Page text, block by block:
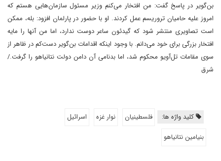
بن‌گویر در پاسخ گفت: من افتخار می‌کنم وزیر مسئول سازمان‌هایی هستم که
امروز علیه حامیان تروریسم عمل کردند. او با حضور در پارلمان افزود: بله، ممکن
است تصاویری منتشر شود که گیدئون ساعر دوست ندارد، اما من آنها را مایه
افتخار بزرگی برای خود می‌دانم. با وجود اینکه اقدامات بن‌گویر دست‌کم در ظاهر از
سوی مقامات تل‌آویو محکوم شد، اما بدنامی آن دامن دولت نتانیاهو را گرفت./
شرق
کلید واژه ها: فلسطینیان نوار غزه
اسرائیل
بنیامین نتانیاهو